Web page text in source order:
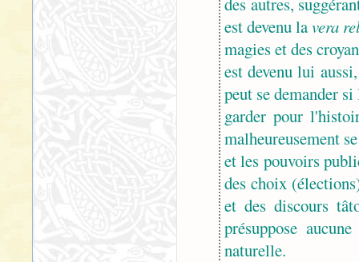
est devenu lavera
magies et des
est devenu lui
peut se demander
garder pour
malheureusement
et les pouvoirs
des choix
et des discours
présuppose
naturelle.